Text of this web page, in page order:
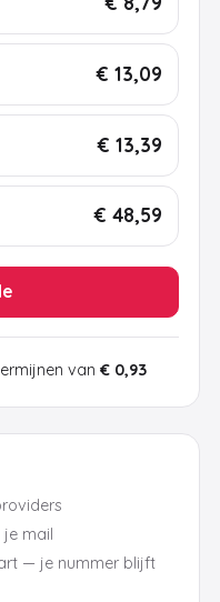
je mail
— je nummer blijft
€ 13,09
€ 13,39
€ 48,59
van € 0,93